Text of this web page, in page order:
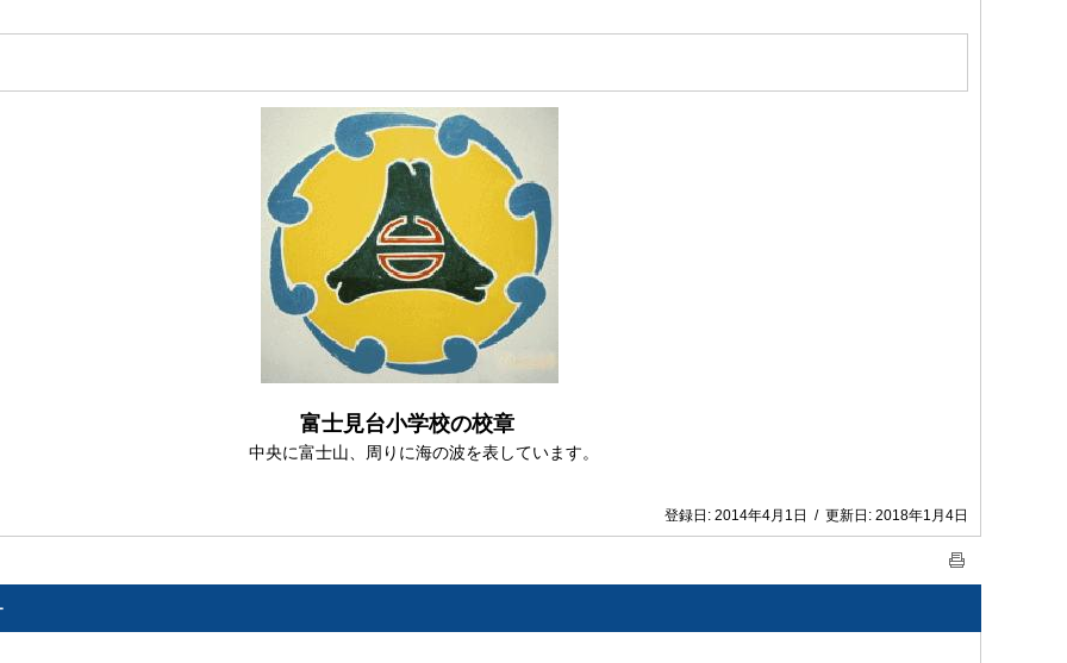
富士見台小学校の校章
中央に富士山、周りに海の波を表しています。
登録日: 2014年4月1日 / 更新日: 2018年1月4日